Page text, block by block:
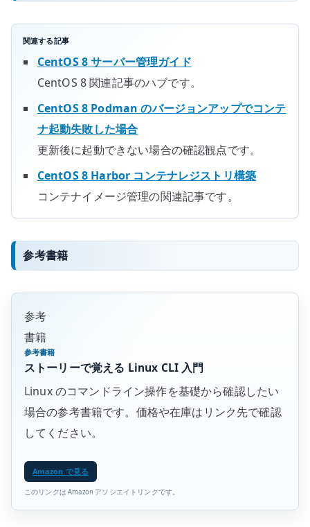
関連する記事
CentOS 8 サーバー管理ガイド
CentOS 8 関連記事のハブです。
CentOS 8 Podman のバージョンアップでコンテ
ナ起動失敗した場合
更新後に起動できない場合の確認観点です。
CentOS 8 Harbor コンテナレジストリ構築
コンテナイメージ管理の関連記事です。
参考書籍
参考
書籍
参考書籍
ストーリーで覚える Linux CLI 入門
Linux のコマンドライン操作を基礎から確認したい
場合の参考書籍です。価格や在庫はリンク先で確認
してください。
Amazon で見る
このリンクは Amazon アソシエイトリンクです。